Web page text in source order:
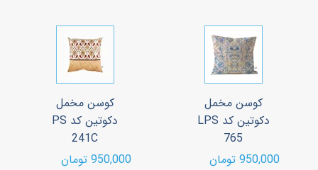
کوسن مخمل
دکوتین کد LPS
765
950,000 تومان
کوسن مخمل
دکوتین کد PS
241C
950,000 تومان